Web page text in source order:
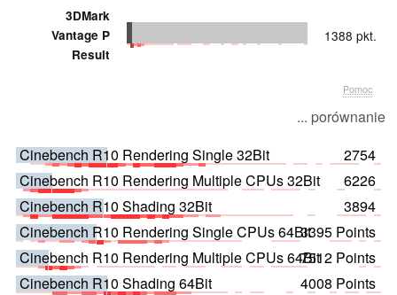
3DMark
Vantage P
Result
1388 pkt.
Pomoc
... porównanie
Cinebench R10 Rendering Single 32Bit
2754
Cinebench R10 Rendering Multiple CPUs 32Bit
6226
Cinebench R10 Shading 32Bit
3894
Cinebench R10 Rendering Single CPUs 64Bit3395 Points
Cinebench R10 Rendering Multiple CPUs 64Bit7512 Points
Cinebench R10 Shading 64Bit
4008 Points